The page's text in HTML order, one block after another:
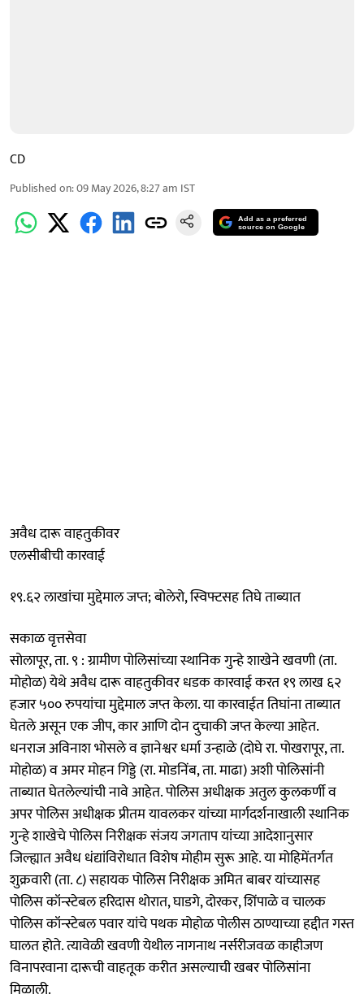
CD
Published on:09 May 2026, 8:27 am IST
Add as a preferred
source on Google
अवैध दारू वाहतुकीवर
एलसीबीची कारवाई
१९.६२ लाखांचा मुद्देमाल जप्त; बोलेरो, स्विफ्टसह तिघे ताब्यात
सकाळ वृत्तसेवा
सोलापूर, ता. ९ : ग्रामीण पोलिसांच्या स्थानिक गुन्हे शाखेने खवणी (ता.
मोहोळ) येथे अवैध दारू वाहतुकीवर धडक कारवाई करत १९ लाख ६२
हजार ५०० रुपयांचा मुद्देमाल जप्त केला. या कारवाईत तिघांना ताब्यात
घेतले असून एक जीप, कार आणि दोन दुचाकी जप्त केल्या आहेत.
धनराज अविनाश भोसले व ज्ञानेश्वर धर्मा उन्हाळे (दोघे रा. पोखरापूर, ता.
मोहोळ) व अमर मोहन गिड्डे (रा. मोडनिंब, ता. माढा) अशी पोलिसांनी
ताब्यात घेतलेल्यांची नावे आहेत. पोलिस अधीक्षक अतुल कुलकर्णी व
अपर पोलिस अधीक्षक प्रीतम यावलकर यांच्या मार्गदर्शनाखाली स्थानिक
गुन्हे शाखेचे पोलिस निरीक्षक संजय जगताप यांच्या आदेशानुसार
जिल्ह्यात अवैध धंद्यांविरोधात विशेष मोहीम सुरू आहे. या मोहिमेंतर्गत
शुक्रवारी (ता. ८) सहायक पोलिस निरीक्षक अमित बाबर यांच्यासह
पोलिस कॉन्स्टेबल हरिदास थोरात, घाडगे, दोरकर, शिंपाळे व चालक
पोलिस कॉन्स्टेबल पवार यांचे पथक मोहोळ पोलीस ठाण्याच्या हद्दीत गस्त
घालत होते. त्यावेळी खवणी येथील नागनाथ नर्सरीजवळ काहीजण
विनापरवाना दारूची वाहतूक करीत असल्याची खबर पोलिसांना
मिळाली.